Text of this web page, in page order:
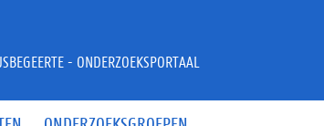
- ONDERZOEKSPORTAAL